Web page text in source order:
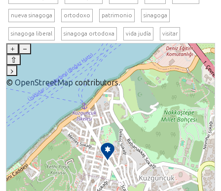
nueva sinagoga ortodoxo patrimonio sinagoga
sinagoga liberal sinagoga ortodoxa vida judía visitar
+
–
⇧
›
© OpenStreetMap contributors.